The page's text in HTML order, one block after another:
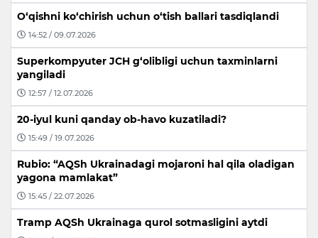
O‘qishni ko‘chirish uchun o‘tish ballari tasdiqlandi
14:52 / 09.07.2026
Superkompyuter JCH g‘olibligi uchun taxminlarni
yangiladi
12:57 / 12.07.2026
20-iyul kuni qanday ob-havo kuzatiladi?
15:49 / 19.07.2026
Rubio: “AQSh Ukrainadagi mojaroni hal qila oladigan
yagona mamlakat”
15:45 / 22.07.2026
Tramp AQSh Ukrainaga qurol sotmasligini aytdi